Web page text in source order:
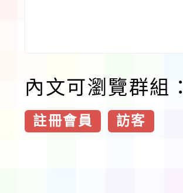
內文可瀏覽群組：
註冊會員 訪客